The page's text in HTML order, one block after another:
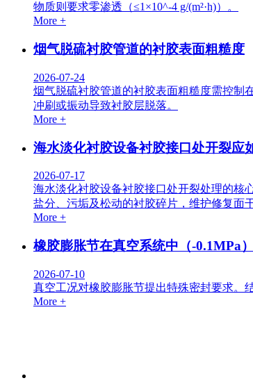
物质则要求零渗透（≤1×10^-4 g/(m²·h)）。
More +
烟气脱硫衬胶管道的衬胶表面粗糙度
2026-07-24
烟气脱硫衬胶管道的衬胶表面粗糙度需控制
冲刷或振动导致衬胶层脱落。
More +
海水淡化衬胶设备衬胶接口处开裂应
2026-07-17
海水淡化衬胶设备衬胶接口处开裂处理的核
盐分、污垢及松动的衬胶碎片，维护修复面
More +
橡胶膨胀节在真空系统中（-0.1MPa
2026-07-10
真空工况对橡胶膨胀节提出特殊密封要求。
More +